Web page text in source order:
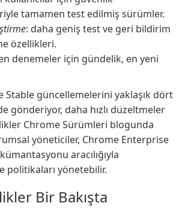
tamamen test edilmiş sürümler.
: daha geniş test ve geri bildirim
özellikleri.
denemeler için gündelik, en yeni
Stable güncellemelerini yaklaşık dört
gönderiyor, daha hızlı düzeltmeler
Chrome Sürümleri blogunda
yöneticiler, Chrome Enterprise
aracılığıyla
politikaları yönetebilir.
Bir Bakışta